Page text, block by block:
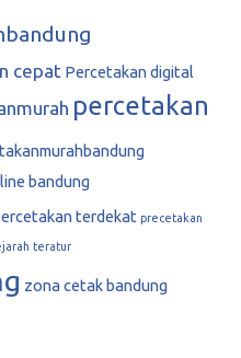
cepat Percetakan digital
percetakan
bandung
terdekat precetakan
teratur
zona cetak bandung